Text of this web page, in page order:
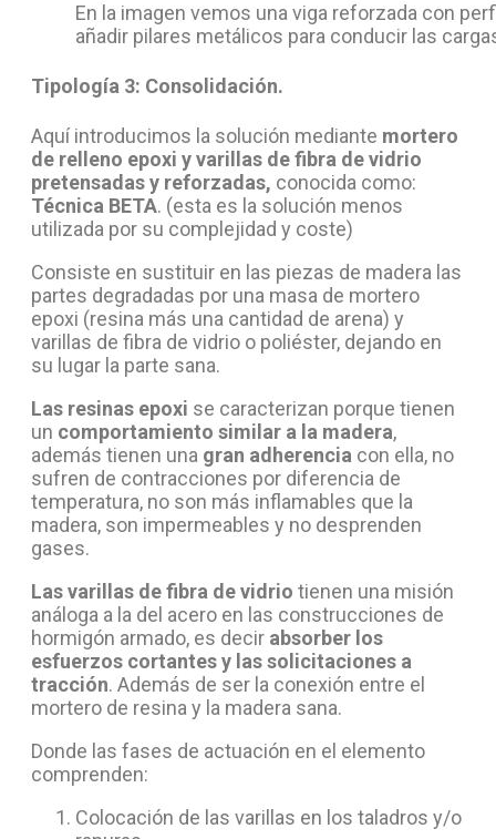
En la imagen vemos una viga reforzada con
añadir pilares metálicos para conducir las
Tipología 3: Consolidación.
Aquí introducimos la solución mediante mortero
de relleno epoxi y varillas de fibra de vidrio
pretensadas y reforzadas, conocida como:
Técnica BETA. (esta es la solución menos
utilizada por su complejidad y coste)
Consiste en sustituir en las piezas de madera las
partes degradadas por una masa de mortero
epoxi (resina más una cantidad de arena) y
varillas de fibra de vidrio o poliéster, dejando en
su lugar la parte sana.
Las resinas epoxi se caracterizan porque tienen
un comportamiento similar a la madera,
además tienen una gran adherencia con ella, no
sufren de contracciones por diferencia de
temperatura, no son más inflamables que la
madera, son impermeables y no desprenden
gases.
Las varillas de fibra de vidrio tienen una misión
análoga a la del acero en las construcciones de
hormigón armado, es decir absorber los
esfuerzos cortantes y las solicitaciones a
tracción. Además de ser la conexión entre el
mortero de resina y la madera sana.
Donde las fases de actuación en el elemento
comprenden:
Colocación de las varillas en los taladros y/o